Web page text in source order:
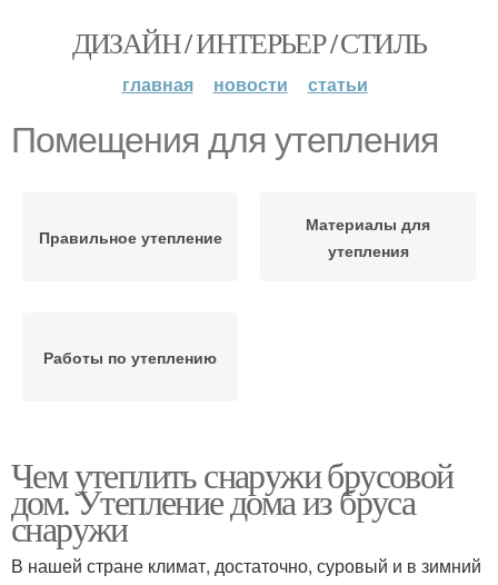
ДИЗАЙН / ИНТЕРЬЕР / СТИЛЬ
главная новости статьи
Помещения для утепления
Правильное утепление
Материалы для
утепления
Работы по утеплению
Чем утеплить снаружи брусовой
дом. Утепление дома из бруса
снаружи
В нашей стране климат, достаточно, суровый и в зимний